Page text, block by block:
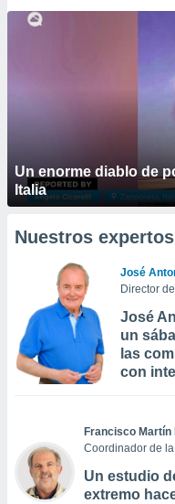
Un enorme diablo de
Italia
Nuestros expertos
José
Director
José
un
las
con
Francisco Martín
Coordinador de la
Un estudio
extremo